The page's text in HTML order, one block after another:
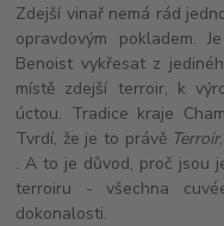
Zdejší vinař nemá rád
opravdovým pokladem.
Benoist vykřesat z
místě zdejší terroir, k
úctou. Tradice kraje
Tvrdí, že je to právě Terroir
. A to je důvod, proč jsou
terroiru - všechna
dokonalosti.